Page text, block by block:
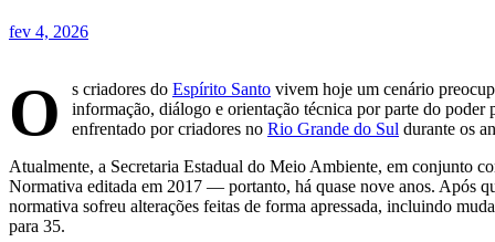
fev 4, 2026
O s criadores do Espírito Santo vivem hoje um cenário
informação, diálogo e orientação técnica por parte do
enfrentado por criadores no Rio Grande do Sul durante os
Atualmente, a Secretaria Estadual do Meio Ambiente, em conjunto
Normativa editada em 2017 — portanto, há quase nove anos. Após
normativa sofreu alterações feitas de forma apressada, incluindo
para 35.